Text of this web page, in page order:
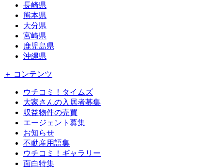
長崎県
熊本県
大分県
宮崎県
鹿児島県
沖縄県
＋ コンテンツ
ウチコミ！タイムズ
大家さんの入居者募集
収益物件の売買
エージェント募集
お知らせ
不動産用語集
ウチコミ！ギャラリー
面白特集